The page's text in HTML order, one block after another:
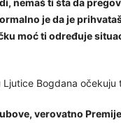
je da je
moć ti određuje
Bogdana
verovatno